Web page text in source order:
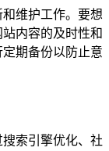
维护工作。要想
内容的及时性和
期备份以防止意
索引擎优化、社